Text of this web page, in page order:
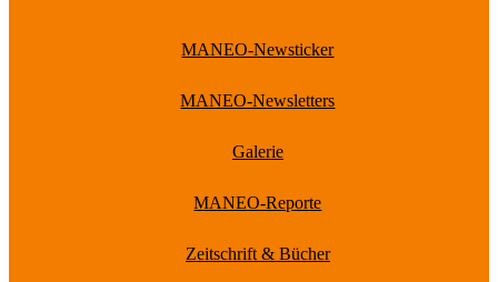
MANEO-Newsticker
MANEO-Newsletters
Galerie
MANEO-Reporte
Zeitschrift & Bücher